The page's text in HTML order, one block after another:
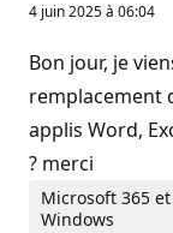
4 juin 2025 à 06:04
Bon jour, je
remplacement
applis Word,
? merci
Microsoft 365
Windows